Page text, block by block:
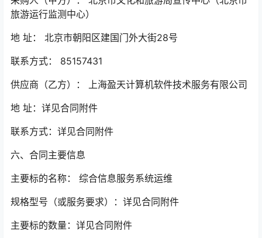
旅游运行监测中心）
地 址： 北京市朝阳区建国门外大街28号
联系方式： 85157431
供应商（乙方）： 上海盈天计算机软件技术服务有限公司
地 址：详见合同附件
联系方式：详见合同附件
六、合同主要信息
主要标的名称： 综合信息服务系统运维
规格型号（或服务要求）：详见合同附件
主要标的数量：详见合同附件